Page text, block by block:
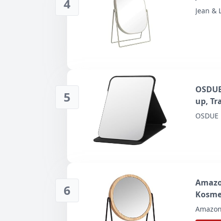
4 Jean &
5
up,
OSDUE
6
cm,
Amazon